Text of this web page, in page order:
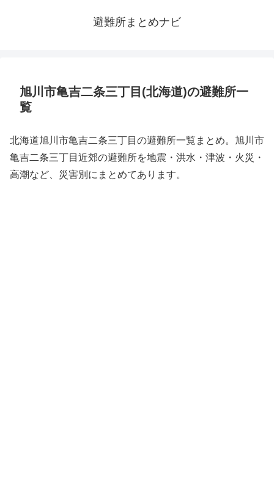
避難所まとめナビ
旭川市亀吉二条三丁目(北海道)の避難所一
覧
北海道旭川市亀吉二条三丁目の避難所一覧まとめ。旭川市
亀吉二条三丁目近郊の避難所を地震・洪水・津波・火災・
高潮など、災害別にまとめてあります。